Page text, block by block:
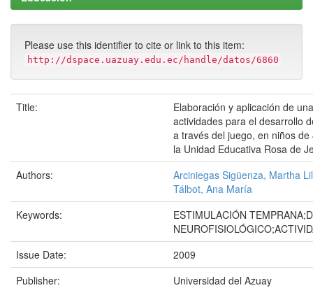
Please use this identifier to cite or link to this item:
http://dspace.uazuay.edu.ec/handle/datos/6860
Title:
Elaboración y aplicación de
actividades para el desarrollo
a través del juego, en niños
la Unidad Educativa Rosa de
Authors:
Arciniegas Sigüenza, Martha
Tálbot, Ana María
Keywords:
ESTIMULACIÓN
Issue Date:
2009
Publisher:
Universidad del Azuay